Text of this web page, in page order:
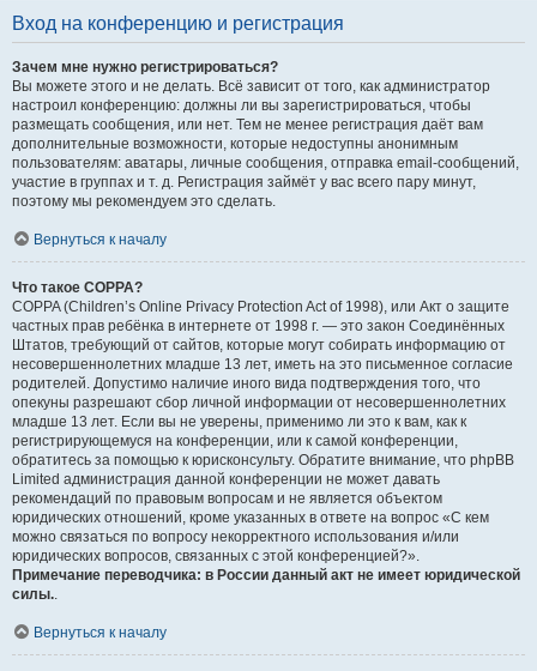
Вход на конференцию и регистрация
Зачем мне нужно регистрироваться?
Вы можете этого и не делать. Всё зависит от того, как администратор
настроил конференцию: должны ли вы зарегистрироваться, чтобы
размещать сообщения, или нет. Тем не менее регистрация даёт вам
дополнительные возможности, которые недоступны анонимным
пользователям: аватары, личные сообщения, отправка email-сообщений,
участие в группах и т. д. Регистрация займёт у вас всего пару минут,
поэтому мы рекомендуем это сделать.
Вернуться к началу
Что такое COPPA?
COPPA (Children’s Online Privacy Protection Act of 1998), или Акт о защите
частных прав ребёнка в интернете от 1998 г. — это закон Соединённых
Штатов, требующий от сайтов, которые могут собирать информацию от
несовершеннолетних младше 13 лет, иметь на это письменное согласие
родителей. Допустимо наличие иного вида подтверждения того, что
опекуны разрешают сбор личной информации от несовершеннолетних
младше 13 лет. Если вы не уверены, применимо ли это к вам, как к
регистрирующемуся на конференции, или к самой конференции,
обратитесь за помощью к юрисконсульту. Обратите внимание, что phpBB
Limited администрация данной конференции не может давать
рекомендаций по правовым вопросам и не является объектом
юридических отношений, кроме указанных в ответе на вопрос «С кем
можно связаться по вопросу некорректного использования и/или
юридических вопросов, связанных с этой конференцией?».
Примечание переводчика: в России данный акт не имеет юридической
силы..
Вернуться к началу